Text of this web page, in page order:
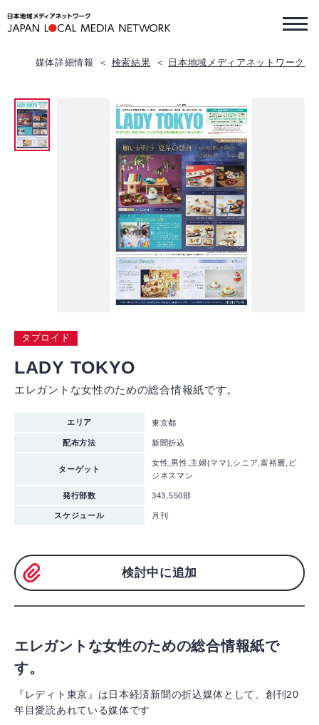
日本地域メディアネットワーク
検索結果
媒体詳細情報
タブロイド
LADY TOKYO
エレガントな女性のための総合情報紙です。
エリア 東京都
配布方法 新聞折込
ターゲット
女性,男性,主婦(ママ),シニア,富裕層,ビ
ジネスマン
発行部数 343,550部
スケジュール 月刊
検討中に追加
エレガントな女性のための総合情報紙で
す。
『レディト東京』は日本経済新聞の折込媒体として、創刊20
年目愛読あれている媒体です